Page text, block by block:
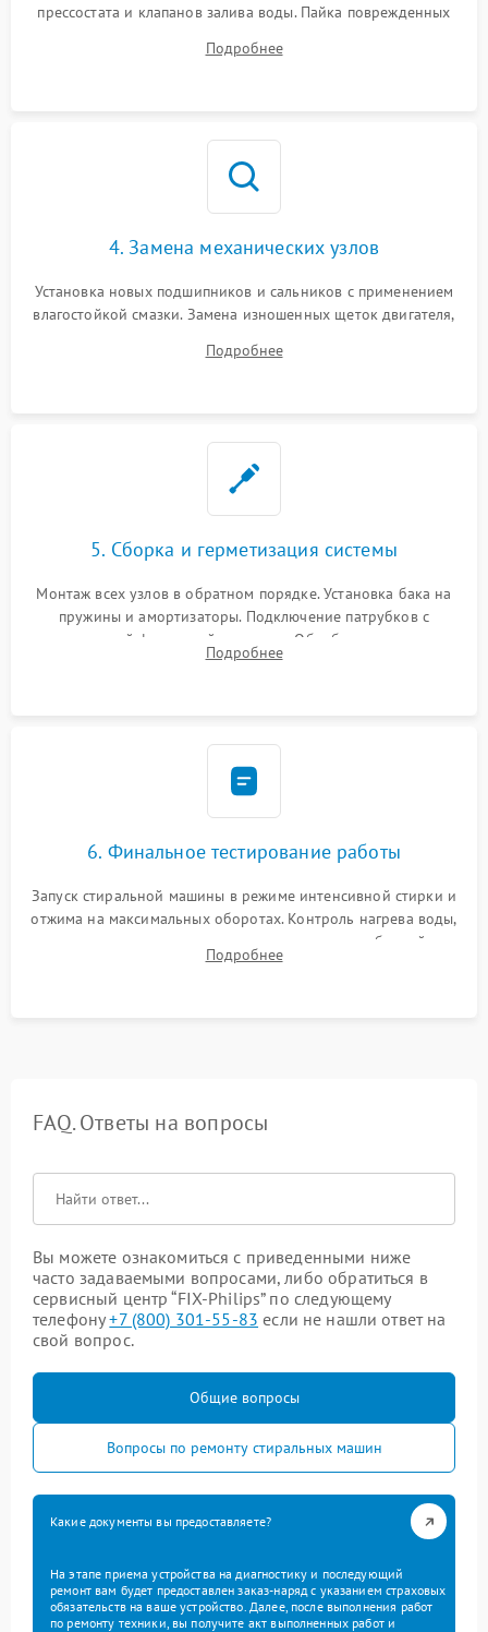
прессостата и клапанов залива воды. Пайка поврежденных
Восстановление целостности проводки и контактов.
Подробнее
4. Замена механических узлов
Установка новых подшипников и сальников с применением
влагостойкой смазки. Замена изношенных щеток двигателя,
или поврежденной резиновой манжеты.
Подробнее
5. Сборка и герметизация системы
Монтаж всех узлов в обратном порядке. Установка бака на
пружины и амортизаторы. Подключение патрубков с
надежной фиксацией хомутами. Обработка стыков
герметиком для предотвращения возможных протечек воды.
Подробнее
6. Финальное тестирование работы
Запуск стиральной машины в режиме интенсивной стирки и
отжима на максимальных оборотах. Контроль нагрева воды,
корректности слива, отсутствия излишних вибраций,
посторонних стуков и протечек под корпусом.
Подробнее
FAQ. Ответы на вопросы
Вы можете ознакомиться с приведенными ниже
часто задаваемыми вопросами, либо обратиться в
сервисный центр “FIX-Philips” по следующему
телефону+7 (800) 301-55-83 если не нашли ответ на
свой вопрос.
Общие вопросы
Вопросы по ремонту стиральных машин
Какие документы вы предоставляете?
На этапе приема устройства на диагностику и последующий
ремонт вам будет предоставлен заказ-наряд с указанием страховых
обязательств на ваше устройство. Далее, после выполнения работ
по ремонту техники, вы получите акт выполненных работ и